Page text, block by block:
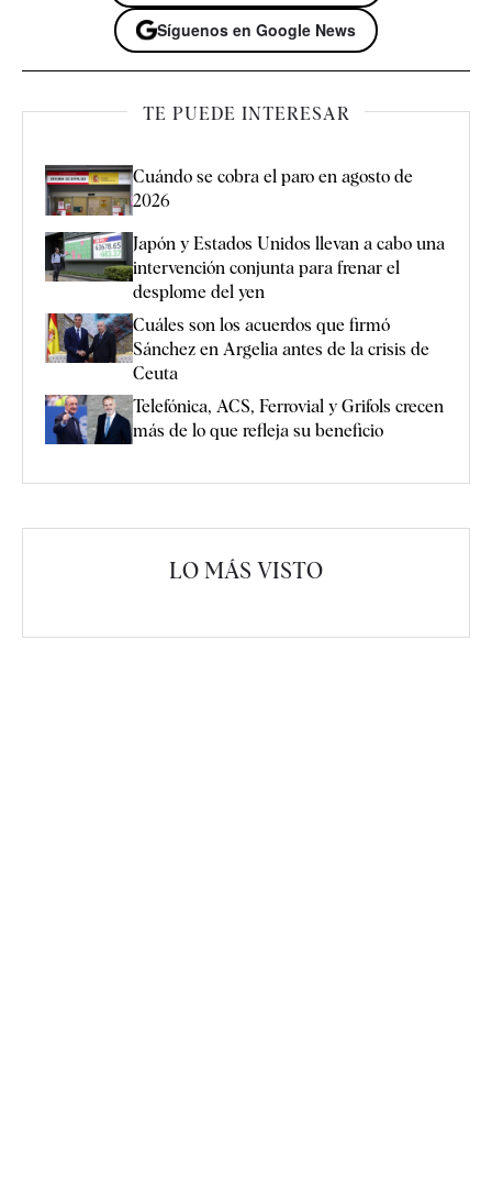
Síguenos en Google News
TE PUEDE INTERESAR
Cuándo se cobra el paro en agosto de
2026
Japón y Estados Unidos llevan a cabo una
intervención conjunta para frenar el
desplome del yen
Cuáles son los acuerdos que firmó
Sánchez en Argelia antes de la crisis de
Ceuta
Telefónica, ACS, Ferrovial y Grifols crecen
más de lo que refleja su beneficio
LO MÁS VISTO